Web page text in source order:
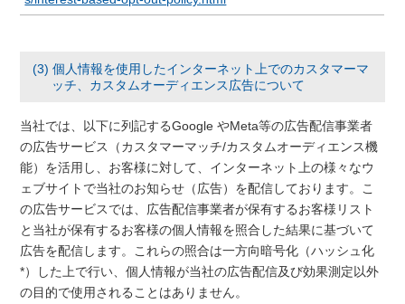
(3) 個人情報を使用したインターネット上でのカスタマーマ
ッチ、カスタムオーディエンス広告について
当社では、以下に列記するGoogle やMeta等の広告配信事業者
の広告サービス（カスタマーマッチ/カスタムオーディエンス機
能）を活用し、お客様に対して、インターネット上の様々なウ
ェブサイトで当社のお知らせ（広告）を配信しております。こ
の広告サービスでは、広告配信事業者が保有するお客様リスト
と当社が保有するお客様の個人情報を照合した結果に基づいて
広告を配信します。これらの照合は一方向暗号化（ハッシュ化
*）した上で行い、個人情報が当社の広告配信及び効果測定以外
の目的で使用されることはありません。